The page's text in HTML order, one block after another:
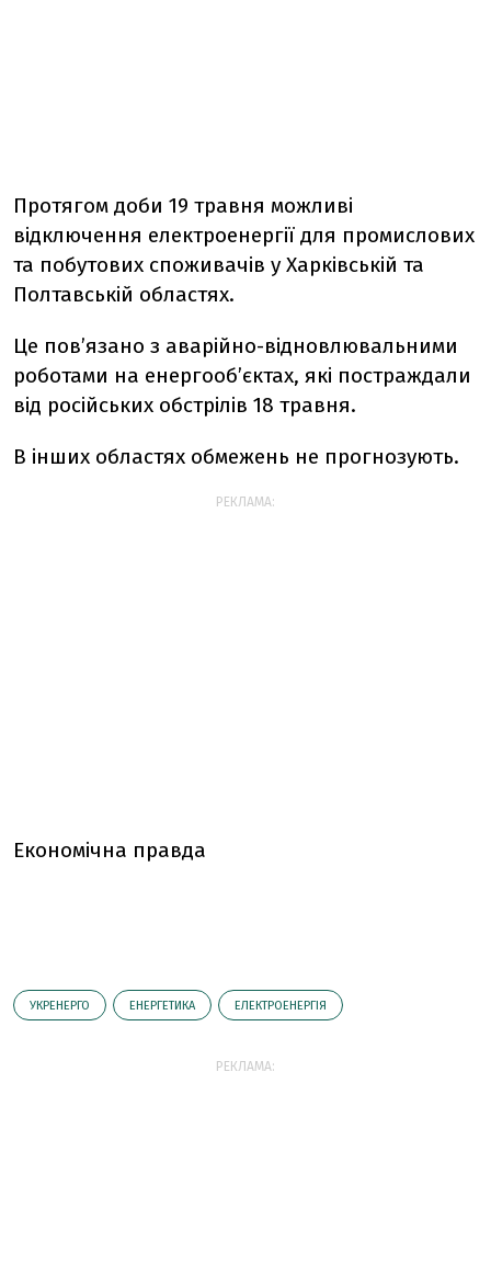
Протягом доби 19 травня можливі
відключення електроенергії для промислових
та побутових споживачів у Харківській та
Полтавській областях.
Це повʼязано з аварійно-відновлювальними
роботами на енергообʼєктах, які постраждали
від російських обстрілів 18 травня.
В інших областях обмежень не прогнозують.
РЕКЛАМА:
Економічна правда
УКРЕНЕРГО ЕНЕРГЕТИКА ЕЛЕКТРОЕНЕРГІЯ
РЕКЛАМА: